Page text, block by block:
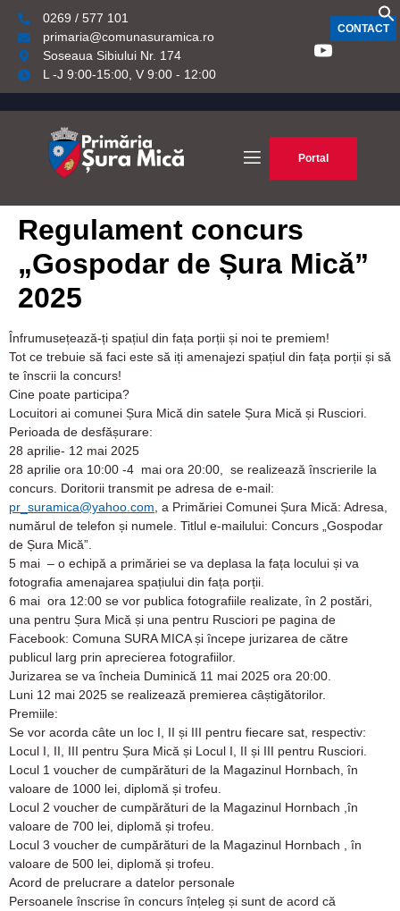
0269 / 577 101
primaria@comunasuramica.ro
Soseaua Sibiului Nr. 174
L -J 9:00-15:00, V 9:00 - 12:00
CONTACT
Portal
Regulament concurs
„Gospodar de Șura Mică”
2025
Înfrumusețează-ți spațiul din fața porții și noi te premiem!
Tot ce trebuie să faci este să iți amenajezi spațiul din fața porții și să
te înscrii la concurs!
Cine poate participa?
Locuitori ai comunei Șura Mică din satele Șura Mică și Rusciori.
Perioada de desfășurare:
28 aprilie- 12 mai 2025
28 aprilie ora 10:00 -4 mai ora 20:00, se realizează înscrierile la
concurs. Doritorii transmit pe adresa de e-mail:
pr_suramica@yahoo.com , a Primăriei Comunei Șura Mică: Adresa,
numărul de telefon și numele. Titlul e-mailului: Concurs „Gospodar
de Șura Mică”.
5 mai – o echipă a primăriei se va deplasa la fața locului și va
fotografia amenajarea spațiului din fața porții.
6 mai ora 12:00 se vor publica fotografiile realizate, în 2 postări,
una pentru Șura Mică și una pentru Rusciori pe pagina de
Facebook: Comuna SURA MICA și începe jurizarea de către
publicul larg prin aprecierea fotografiilor.
Jurizarea se va încheia Duminică 11 mai 2025 ora 20:00.
Luni 12 mai 2025 se realizează premierea câștigătorilor.
Premiile:
Se vor acorda câte un loc I, II și III pentru fiecare sat, respectiv:
Locul I, II, III pentru Șura Mică și Locul I, II și III pentru Rusciori.
Locul 1 voucher de cumpărături de la Magazinul Hornbach, în
valoare de 1000 lei, diplomă și trofeu.
Locul 2 voucher de cumpărături de la Magazinul Hornbach ,în
valoare de 700 lei, diplomă și trofeu.
Locul 3 voucher de cumpărături de la Magazinul Hornbach , în
valoare de 500 lei, diplomă și trofeu.
Acord de prelucrare a datelor personale
Persoanele înscrise în concurs înțeleg și sunt de acord că